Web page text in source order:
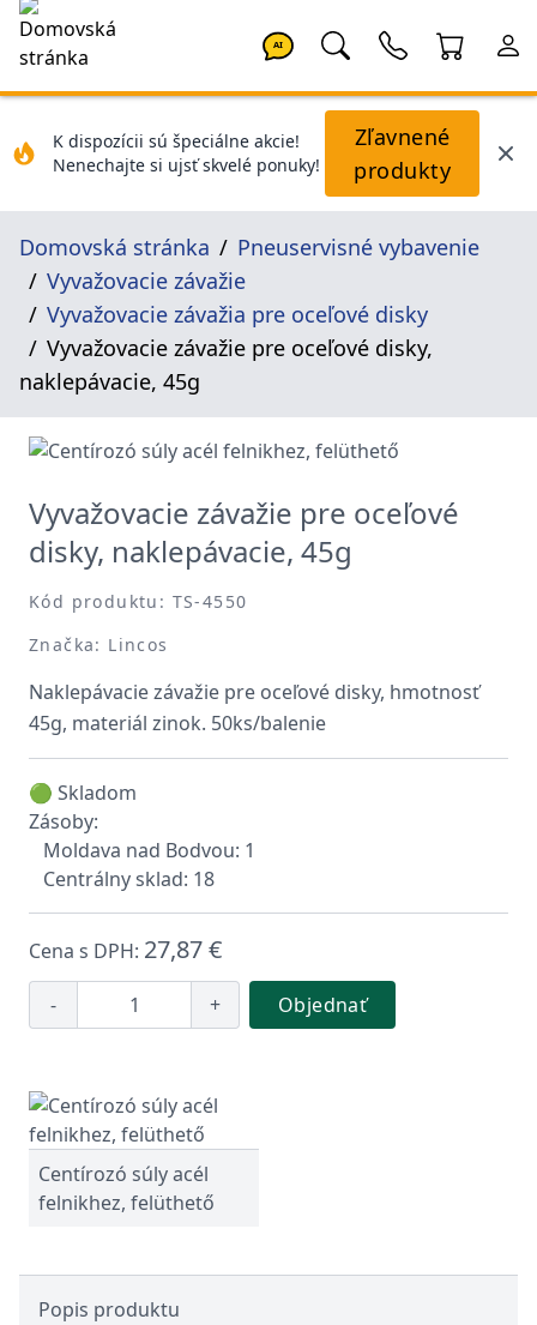
AI
K dispozícii sú špeciálne akcie!
Nenechajte si ujsť skvelé ponuky!
Zľavnené
produkty
Domovská stránka
Pneuservisné vybavenie
Vyvažovacie závažie
Vyvažovacie závažia pre oceľové disky
Vyvažovacie závažie pre oceľové disky,
naklepávacie, 45g
Vyvažovacie závažie pre oceľové
disky, naklepávacie, 45g
Kód produktu: TS-4550
Značka: Lincos
Naklepávacie závažie pre oceľové disky, hmotnosť
45g, materiál zinok. 50ks/balenie
🟢 Skladom
Zásoby:
Moldava nad Bodvou: 1
Centrálny sklad: 18
Cena s DPH: 27,87 €
- + Objednať
Centírozó súly acél
felnikhez, felüthető
Popis produktu